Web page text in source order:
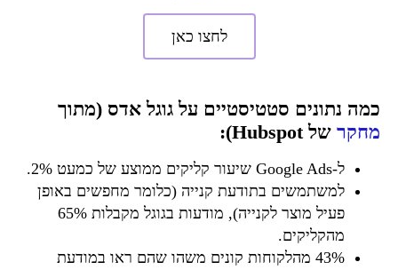
לחצו כאן
כמה נתונים סטטיסטיים על גוגל אדס (מתוך
מחקרשל Hubspot):
ל-Google Ads שיעור קליקים ממוצע של כמעט 2%.
למשתמשים בתודעת קנייה (כלומר מחפשים באופן
פעיל מוצר לקנייה), מודעות בגוגל מקבלות 65%
מהקליקים.
43% מהלקוחות קונים משהו שהם ראו במודעת